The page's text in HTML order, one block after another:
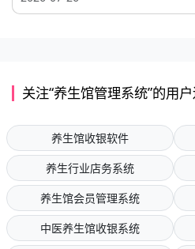
关注“养生馆管理系统”的用
养生馆收银软件
养生行业店务系统
养生馆会员管理系统
中医养生馆收银系统